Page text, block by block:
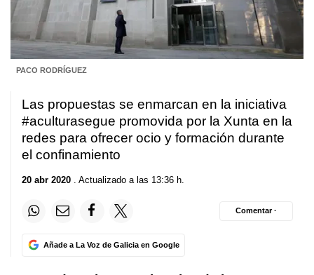
PACO RODRÍGUEZ
Las propuestas se enmarcan en la iniciativa
#aculturasegue promovida por la Xunta en la
redes para ofrecer ocio y formación durante
el confinamiento
20 abr 2020 . Actualizado a las 13:36 h.
Añade a La Voz de Galicia en Google
Comentar ·